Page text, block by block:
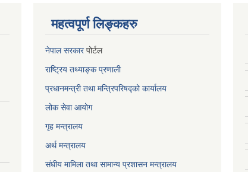
महत्वपूर्ण लिङ्कहरु
नेपाल सरकारपोर्टल
राष्ट्रिय तथ्याङ्क प्रणाली
प्रधानमन्त्री तथा मन्त्रिपरिषद्को कार्यालय
लोक सेवाआयोग
गृह मन्त्रालय
अर्थ मन्त्रालय
संघीय मामिला तथा सामान्य प्रशासन मन्त्रालय